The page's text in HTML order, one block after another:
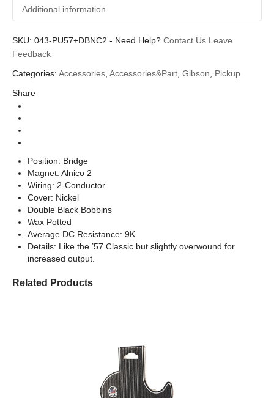
Additional information
Additional information
Brands
SKU: 043-PU57+DBNC2 - Need Help? Contact Us Leave
Feedback
Categories: Accessories, Accessories&Part, Gibson, Pickup
Share
Position: Bridge
Magnet: Alnico 2
Wiring: 2-Conductor
Cover: Nickel
Double Black Bobbins
Wax Potted
Average DC Resistance: 9K
Details: Like the ’57 Classic but slightly overwound for
increased output.
Related Products